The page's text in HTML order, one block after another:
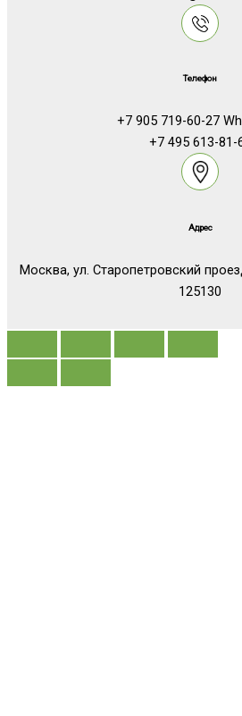
Телефон
+7 905 719-60-27
+7 495 613-81-
Адрес
Москва, ул. Старопетровский
125130